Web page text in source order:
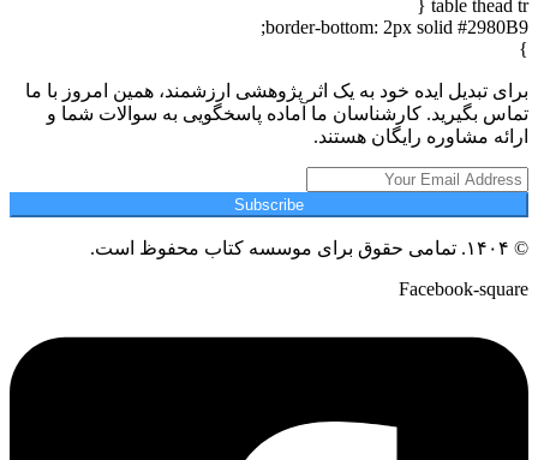
table thead tr {
border-bottom: 2px solid #2980B9;
}
برای تبدیل ایده خود به یک اثر پژوهشی ارزشمند، همین امروز با ما
تماس بگیرید. کارشناسان ما آماده پاسخگویی به سوالات شما و
ارائه مشاوره رایگان هستند.
Subscribe
© ۱۴۰۴. تمامی حقوق برای موسسه کتاب محفوظ است.
Facebook-square